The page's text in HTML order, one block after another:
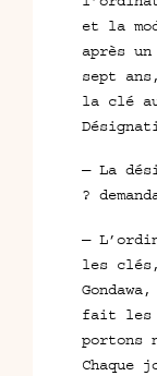
et la
après
sept
la clé
— La
?
—
les
fait les
portons
Chaque